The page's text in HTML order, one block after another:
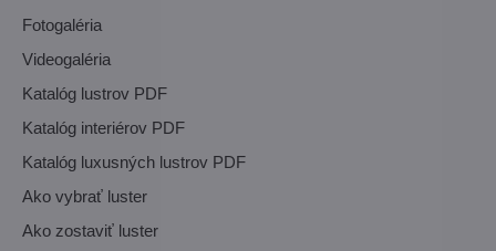
Fotogaléria
Videogaléria
Katalóg lustrov PDF
Katalóg interiérov PDF
Katalóg luxusných lustrov PDF
Ako vybrať luster
Ako zostaviť luster